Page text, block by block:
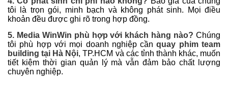
tôi là trọn gói, minh bạch và không phát sinh. Mọi điều
khoản đều được ghi rõ trong hợp đồng.
5. Media WinWin phù hợp với khách hàng nào? Chúng
tôi phù hợp với mọi doanh nghiệp cầnquay phim team
building tại Hà Nội, TP.HCM và các tỉnh thành khác, muốn
tiết kiệm thời gian quản lý mà vẫn đảm bảo chất lượng
chuyên nghiệp.